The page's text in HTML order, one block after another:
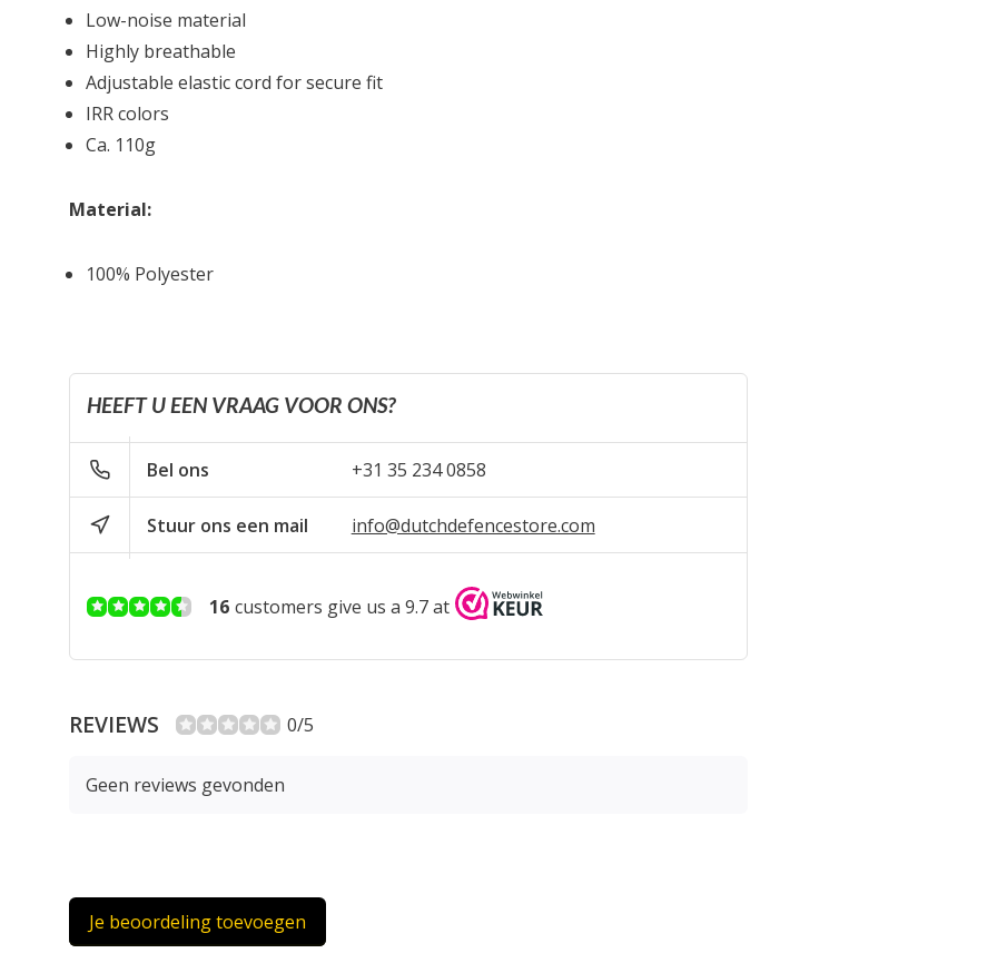
Low-noise material
Highly breathable
Adjustable elastic cord for secure fit
IRR colors
Ca. 110g
Material:
100% Polyester
HEEFT U EEN VRAAG VOOR ONS?
Bel ons +31 35 234 0858
Stuur ons een mail info@dutchdefencestore.com
16 customers give us a 9.7 at
REVIEWS 0/5
Geen reviews gevonden
Je beoordeling toevoegen